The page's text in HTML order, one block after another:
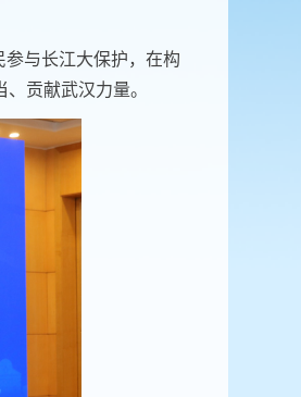
与长江大保护，在构
贡献武汉力量。